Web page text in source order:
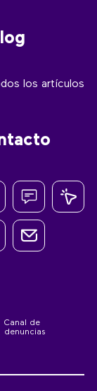
los artículos
Canal de
denuncias